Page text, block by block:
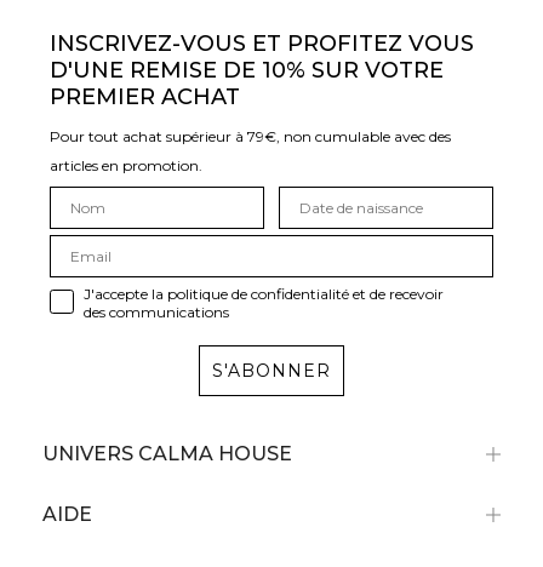
INSCRIVEZ-VOUS ET PROFITEZ VOUS
D'UNE REMISE DE 10% SUR VOTRE
PREMIER ACHAT
Pour tout achat supérieur à 79€, non cumulable avec des
articles en promotion.
J'accepte la politique de confidentialité et de recevoir
des communications
S'ABONNER
UNIVERS CALMA HOUSE
AIDE